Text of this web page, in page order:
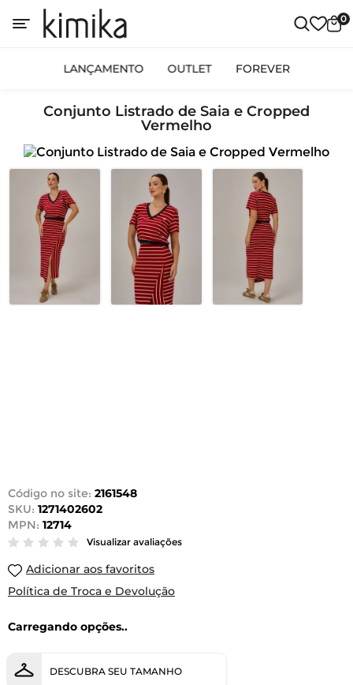
0
LANÇAMENTO OUTLET FOREVER
Conjunto Listrado de Saia e Cropped
Vermelho
Código no site: 2161548
SKU: 1271402602
MPN: 12714
Visualizar avaliações
Adicionar aos favoritos
Política de Troca e Devolução
Carregando opções..
DESCUBRA SEU TAMANHO